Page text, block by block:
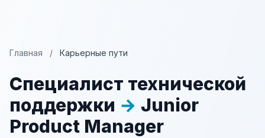
Главная / Карьерные пути
Специалист технической
поддержки → Junior
Product Manager